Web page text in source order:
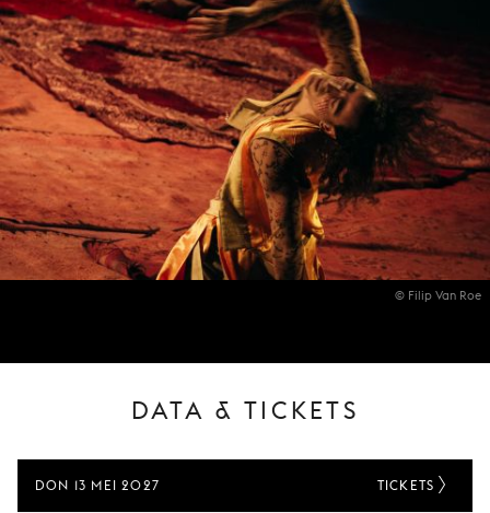
© Filip Van Roe
DATA & TICKETS
DON 13 MEI 2027 TICKETS